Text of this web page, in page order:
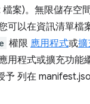
案)。無限儲存空
可以在資訊清單檔
權限 應用程式或擴
用程式或擴充功能
予 列在